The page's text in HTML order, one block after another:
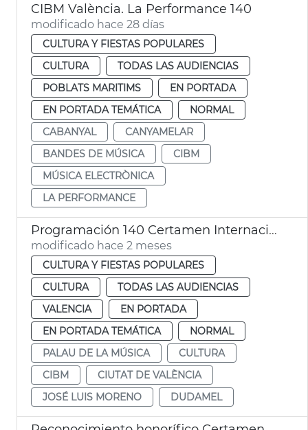
CIBM València. La Performance 140
modificado hace 28 días
CULTURA Y FIESTAS POPULARES
CULTURA
TODAS LAS AUDIENCIAS
POBLATS MARITIMS
EN PORTADA
EN PORTADA TEMÁTICA
NORMAL
CABANYAL
CANYAMELAR
BANDES DE MÚSICA
CIBM
MÚSICA ELECTRÒNICA
LA PERFORMANCE
Programación 140 Certamen Internacional Bandas Música Ciudad València
modificado hace 2 meses
CULTURA Y FIESTAS POPULARES
CULTURA
TODAS LAS AUDIENCIAS
VALENCIA
EN PORTADA
EN PORTADA TEMÁTICA
NORMAL
PALAU DE LA MÚSICA
CULTURA
CIBM
CIUTAT DE VALÈNCIA
JOSÉ LUIS MORENO
DUDAMEL